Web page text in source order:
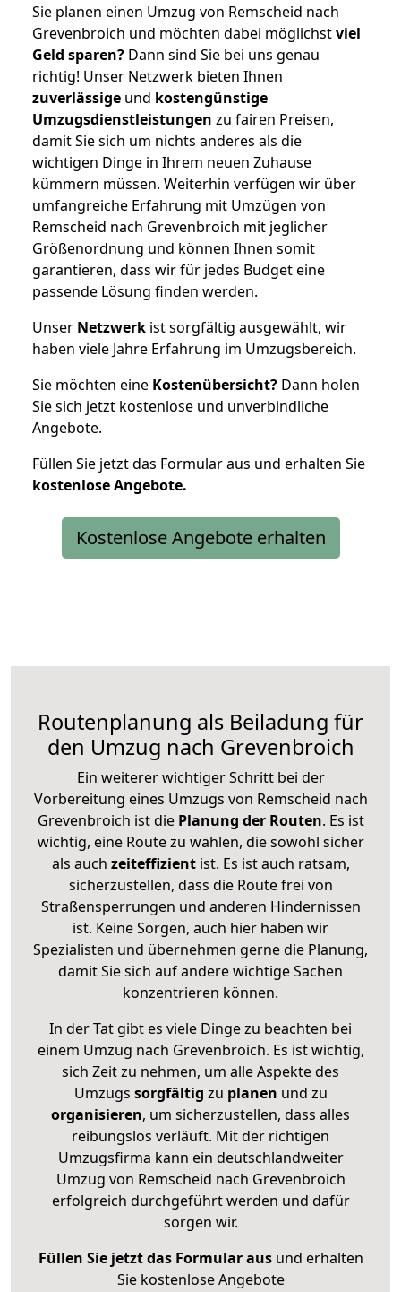
Sie planen einen Umzug von Remscheid nach
Grevenbroich und möchten dabei möglichstviel
Geld sparen? Dann sind Sie bei uns genau
richtig! Unser Netzwerk bieten Ihnen
zuverlässige und kostengünstige
Umzugsdienstleistungen zu fairen Preisen,
damit Sie sich um nichts anderes als die
wichtigen Dinge in Ihrem neuen Zuhause
kümmern müssen. Weiterhin verfügen wir über
umfangreiche Erfahrung mit Umzügen von
Remscheid nach Grevenbroich mit jeglicher
Größenordnung und können Ihnen somit
garantieren, dass wir für jedes Budget eine
passende Lösung finden werden.
Unser Netzwerk ist sorgfältig ausgewählt, wir
haben viele Jahre Erfahrung im Umzugsbereich.
Sie möchten eine Kostenübersicht? Dann holen
Sie sich jetzt kostenlose und unverbindliche
Angebote.
Füllen Sie jetzt das Formular aus und erhalten Sie
kostenloseAngebote.
Kostenlose Angebote erhalten
Routenplanung als Beiladung für
den Umzug nach Grevenbroich
Ein weiterer wichtiger Schritt bei der
Vorbereitung eines Umzugs von Remscheid nach
Grevenbroich ist diePlanung der Routen. Es ist
wichtig, eine Route zu wählen, die sowohl sicher
als auch zeiteffizientist. Es ist auch ratsam,
sicherzustellen, dass die Route frei von
Straßensperrungen und anderen Hindernissen
ist. Keine Sorgen, auch hier haben wir
Spezialisten und übernehmen gerne die Planung,
damit Sie sich auf andere wichtige Sachen
konzentrieren können.
In der Tat gibt es viele Dinge zu beachten bei
einem Umzug nach Grevenbroich. Es ist wichtig,
sich Zeit zu nehmen, um alle Aspekte des
Umzugs sorgfältig zu planen und zu
organisieren, um sicherzustellen, dass alles
reibungslos verläuft. Mit der richtigen
Umzugsfirma kann ein deutschlandweiter
Umzug von Remscheid nach Grevenbroich
erfolgreich durchgeführt werden und dafür
sorgen wir.
Füllen Sie jetzt das Formular ausund erhalten
Sie kostenlose Angebote